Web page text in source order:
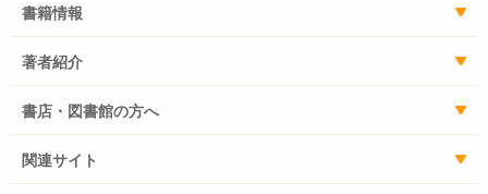
書籍情報
著者紹介
書店・図書館の方へ
関連サイト